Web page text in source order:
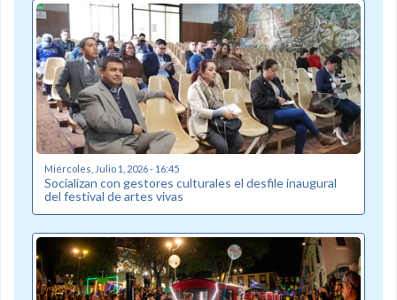
Miércoles, Julio 1, 2026 - 16:45
Socializan con gestores culturales el desfile inaugural
del festival de artes vivas